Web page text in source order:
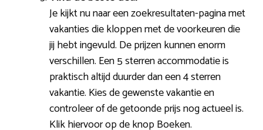
Je kijkt nu naar een zoekresultaten-pagina met
vakanties die kloppen met de voorkeuren die
jij hebt ingevuld. De prijzen kunnen enorm
verschillen. Een 5 sterren accommodatie is
praktisch altijd duurder dan een 4 sterren
vakantie. Kies de gewenste vakantie en
controleer of de getoonde prijs nog actueel is.
Klik hiervoor op de knop Boeken.